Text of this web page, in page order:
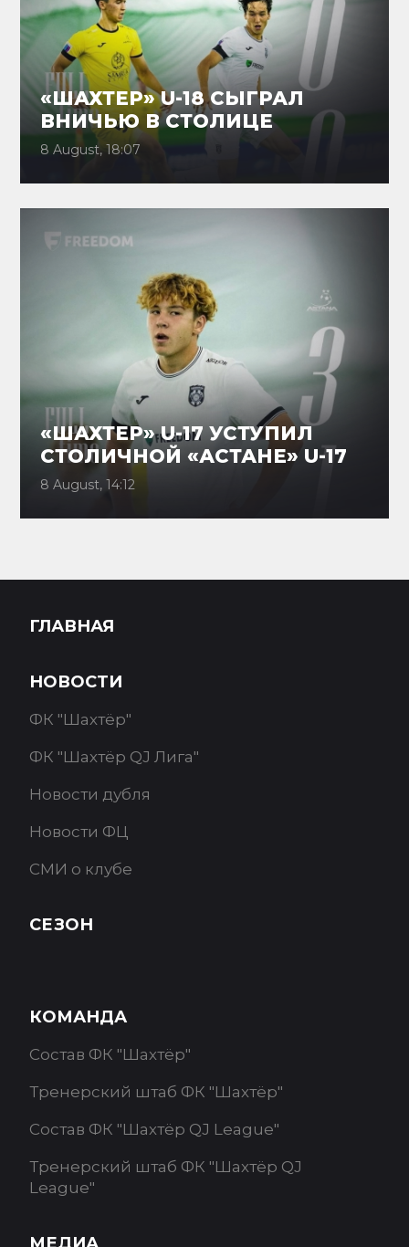
«ШАХТЕР» U-18 СЫГРАЛ
ВНИЧЬЮ В СТОЛИЦЕ
8 August, 18:07
«ШАХТЕР» U-17 УСТУПИЛ
СТОЛИЧНОЙ «АСТАНЕ» U-17
8 August, 14:12
ГЛАВНАЯ
НОВОСТИ
ФК "Шахтёр"
ФК "Шахтёр QJ Лига"
Новости дубля
Новости ФЦ
СМИ о клубе
СЕЗОН
КОМАНДА
Состав ФК "Шахтёр"
Тренерский штаб ФК "Шахтёр"
Состав ФК "Шахтёр QJ League"
Тренерский штаб ФК "Шахтёр QJ
League"
МЕДИА